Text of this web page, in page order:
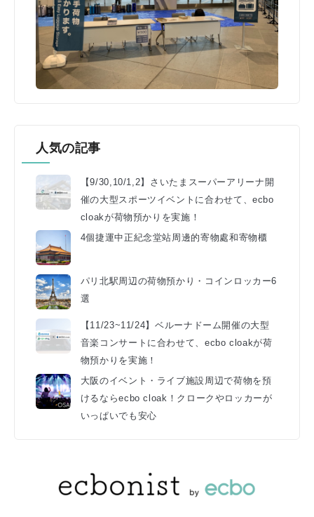
人気の記事
【9/30,10/1,2】さいたまスーパーアリーナ開
催の大型スポーツイベントに合わせて、ecbo
cloakが荷物預かりを実施！
4個捷運中正紀念堂站周邊的寄物處和寄物櫃
パリ北駅周辺の荷物預かり・コインロッカー6
選
【11/23~11/24】ベルーナドーム開催の大型
音楽コンサートに合わせて、ecbo cloakが荷
物預かりを実施！
大阪のイベント・ライブ施設周辺で荷物を預
けるならecbo cloak！クロークやロッカーが
いっぱいでも安心